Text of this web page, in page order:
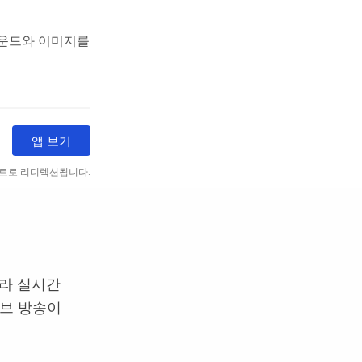
드와 이미지를
앱 보기
로 리디렉션됩니다.
실시간
방송이